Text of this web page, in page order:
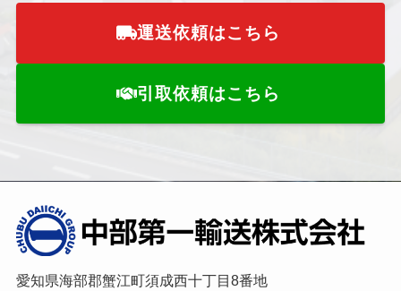
運送依頼はこちら
引取依頼はこちら
愛知県海部郡蟹江町須成西十丁目8番地